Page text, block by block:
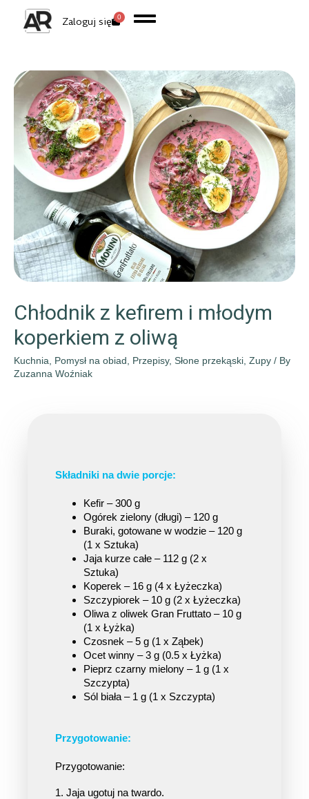
Zaloguj się 0
Chłodnik z kefirem i młodym
koperkiem z oliwą
Kuchnia, Pomysł na obiad , Przepisy, Słone przekąski, Zupy / By
Zuzanna Woźniak
Składniki na dwie porcje:
Kefir – 300 g
Ogórek zielony (długi) – 120 g
Buraki, gotowane w wodzie – 120 g
(1 x Sztuka)
Jaja kurze całe – 112 g (2 x
Sztuka)
Koperek – 16 g (4 x Łyżeczka)
Szczypiorek – 10 g (2 x Łyżeczka)
Oliwa z oliwek Gran Fruttato – 10 g
(1 x Łyżka)
Czosnek – 5 g (1 x Ząbek)
Ocet winny – 3 g (0.5 x Łyżka)
Pieprz czarny mielony – 1 g (1 x
Szczypta)
Sól biała – 1 g (1 x Szczypta)
Przygotowanie:
Przygotowanie:
1. Jaja ugotuj na twardo.